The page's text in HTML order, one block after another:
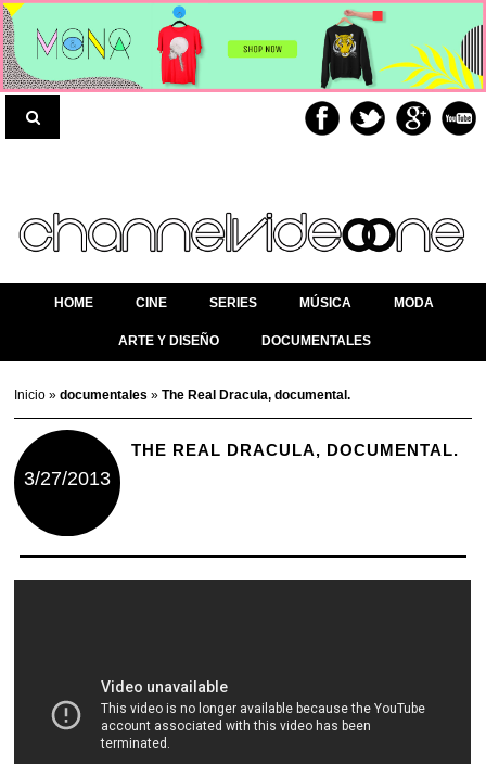
HOME CINE SERIES MÚSICA MODA
ARTE Y DISEÑO DOCUMENTALES
Inicio»documentales»The Real Dracula, documental.
3/27/2013
THE REAL DRACULA, DOCUMENTAL.